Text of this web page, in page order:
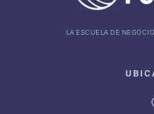
LA ESCUELA DE